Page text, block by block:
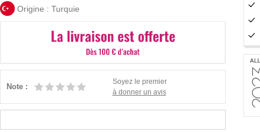
Origine : Turquie
Note :
Soyez le premier
à donner un avis